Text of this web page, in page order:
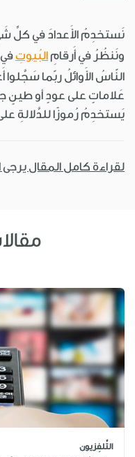
نَستخدِمُ الأَعدادَ في كلِّ
ونَنظُرُ في أَرقامِ البُيوتِ
النّاسُ الأَوائلُ ربّما
عَلاماتٍ على عودٍ أو طينٍ
يَستخدِمُ رُموزًا للدَّلالةِ
لقراءة كامل المقال
التِّلفِزيون